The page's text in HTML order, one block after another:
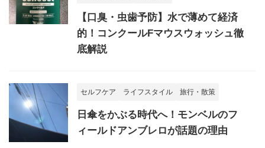
【口臭・虫歯予防】水で薄めて経済
的！コンクールFマウスウォッシュ徹
底解説
セルフケア ライフスタイル 旅行・散策
日傘をかぶる時代へ！モンベルのフ
ィールドアンブレロが話題の理由